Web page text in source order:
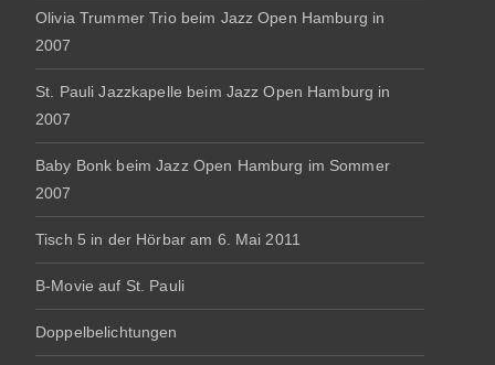
Olivia Trummer Trio beim Jazz Open Hamburg in
2007
St. Pauli Jazzkapelle beim Jazz Open Hamburg in
2007
Baby Bonk beim Jazz Open Hamburg im Sommer
2007
Tisch 5 in der Hörbar am 6. Mai 2011
B-Movie auf St. Pauli
Doppelbelichtungen